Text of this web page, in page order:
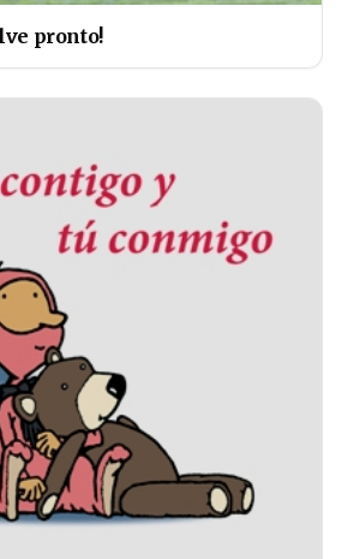
pronto!